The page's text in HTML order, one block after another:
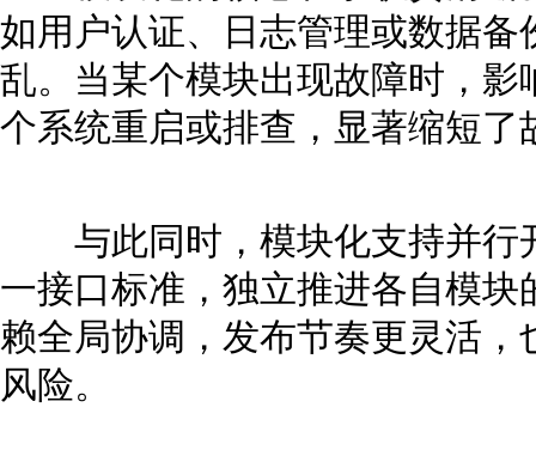
如用户认证、日志管理或数据
乱。当某个模块出现故障时，
个系统重启或排查，显著缩短了
与此同时，模块化支持并行
一接口标准，独立推进各自模
赖全局协调，发布节奏更灵活
风险。